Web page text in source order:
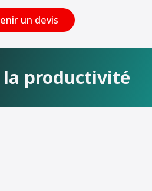
un devis
la productivité